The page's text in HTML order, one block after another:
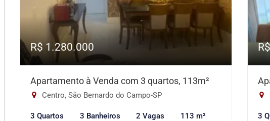
R$ 1.280.000
Apartamento à Venda com 3 quartos, 113m²
Centro, São Bernardo do Campo-SP
3 Quartos 3 Banheiros 2 Vagas 113 m² 3